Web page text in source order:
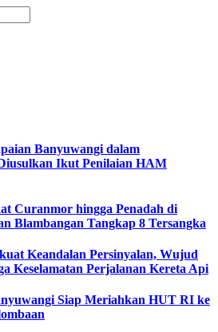
Banyuwangi dalam
Ikut Penilaian HAM
Curanmor hingga Penadah di
Blambangan Tangkap 8 Tersangka
Keandalan Persinyalan, Wujud
Keselamatan Perjalanan Kereta Api
Siap Meriahkan HUT RI ke